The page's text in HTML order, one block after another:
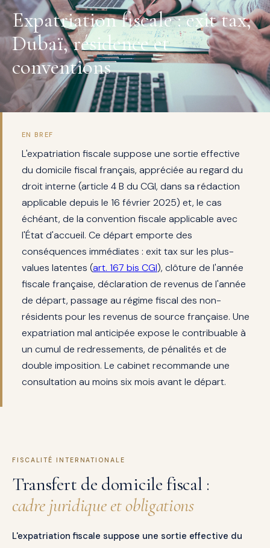
Expatriation fiscale : exit tax,
Dubaï, résidence et
conventions
EN BREF
L'expatriation fiscale suppose une sortie effective
du domicile fiscal français, appréciée au regard du
droit interne (article 4 B du CGI, dans sa rédaction
applicable depuis le 16 février 2025) et, le cas
échéant, de la convention fiscale applicable avec
l'État d'accueil. Ce départ emporte des
conséquences immédiates : exit tax sur les plus-
values latentes (art. 167 bis CGI), clôture de l'année
fiscale française, déclaration de revenus de l'année
de départ, passage au régime fiscal des non-
résidents pour les revenus de source française. Une
expatriation mal anticipée expose le contribuable à
un cumul de redressements, de pénalités et de
double imposition. Le cabinet recommande une
consultation au moins six mois avant le départ.
FISCALITÉ INTERNATIONALE
Transfert de domicile fiscal :
cadre juridique et obligations
L'expatriation fiscale suppose une sortie effective du